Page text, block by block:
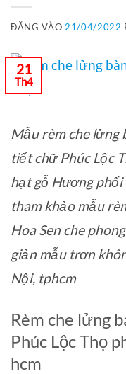
ĐĂNG VÀO21/04/2022
21
Th4
Mẫu rèm che lửng
tiết chữ Phúc Lộc
hạt gỗ Hương phối
tham khảo mẫu
Hoa Sen che
giản mẫu trơn
Nội, tphcm
Rèm che lửng
Phúc Lộc Thọ
hcm